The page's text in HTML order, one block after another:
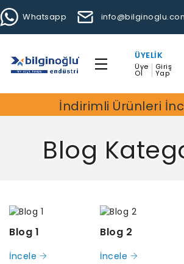
Whatsapp
ÜYELIK
Üye
Ol
Giriş
Yap
İndirimli Ürünleri
Blog
Blog 1
İncele
Blog 2
İncele